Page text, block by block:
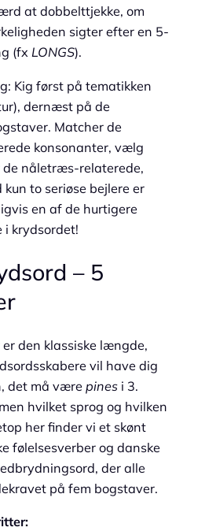
at dobbelttjekke, om
sigter efter en 5-
(fx LONGS).
Kig først på tematikken
dernæst på de
Matcher de
konsonanter, vælg
de nåletræs-relaterede,
kun to seriøse bejlere er
en af de hurtigere
i krydsordet!
– 5
den klassiske længde,
vil have dig
det må værepines i 3.
hvilket sprog og hvilken
her finder vi et skønt
følelsesverber og danske
der alle
på fem bogstaver.